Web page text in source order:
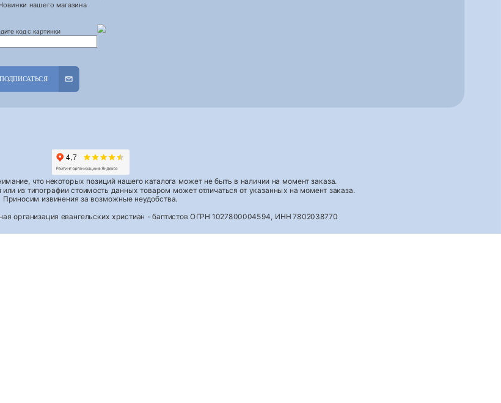
нашего магазина
код с картинки
ПОДПИСАТЬСЯ
что некоторых позиций нашего каталога может не быть в наличии на момент заказа.
из типографии стоимость данных товаром может отличаться от указанных на момент заказа.
Приносим извинения за возможные неудобства.
организация евангельских христиан - баптистов ОГРН 1027800004594, ИНН 7802038770